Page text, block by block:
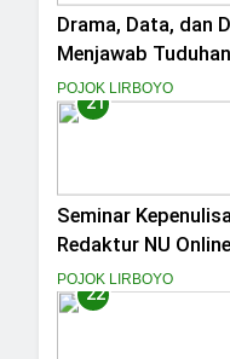
Drama, Data, dan
Menjawab
POJOK LIRBOYO
21
Seminar
Redaktur NU Online
POJOK LIRBOYO
22